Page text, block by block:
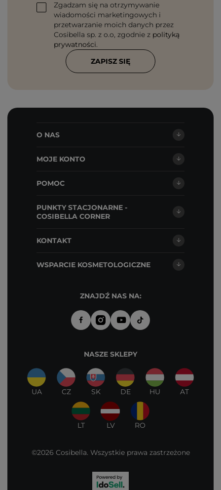
Zgadzam się na otrzymywanie
wiadomości marketingowych i
przetwarzanie moich danych przez
Cosibella sp. z o.o, zgodnie z polityką
prywatności.
ZAPISZ SIĘ
O NAS
MOJE KONTO
POMOC
PUNKTY STACJONARNE -
COSIBELLA CORNER
KONTAKT
WSPARCIE KOSMETOLOGICZNE
ZNAJDŹ NAS NA:
NASZE SKLEPY
UA CZ SK DE HU AT
LT LV RO
©2026 Cosibella. Wszystkie prawa zastrzeżone